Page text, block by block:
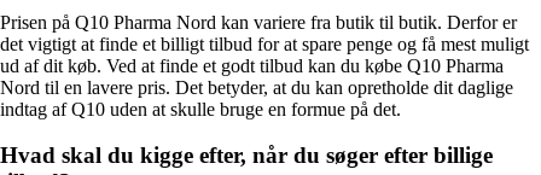
Prisen på Q10 Pharma Nord kan variere fra butik til butik. Derfor er
det vigtigt at finde et billigt tilbud for at spare penge og få mest muligt
ud af dit køb. Ved at finde et godt tilbud kan du købe Q10 Pharma
Nord til en lavere pris. Det betyder, at du kan opretholde dit daglige
indtag af Q10 uden at skulle bruge en formue på det.
Hvad skal du kigge efter, når du søger efter billige